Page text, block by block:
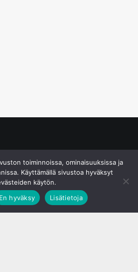
toiminnoissa, ominaisuuksissa ja
Käyttämällä sivustoa hyväksyt
käytön.
En hyväksy Lisätietoja